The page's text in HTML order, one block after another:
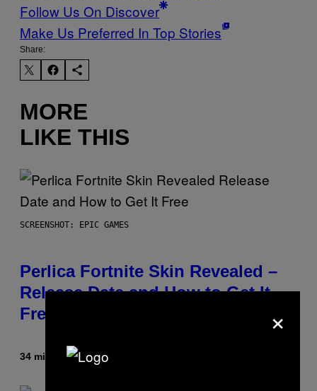
Follow Us On Discover
Make Us Preferred In Top Stories
Share:
MORE
LIKE THIS
SCREENSHOT: EPIC GAMES
Perlica Fortnite Skin Revealed –
Release Date and How to Get It
Free
34 minutes agoBy
×